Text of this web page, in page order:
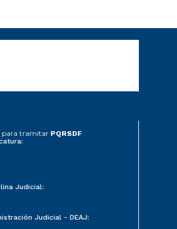
para tramitar PQRSDF
Judicial:
Judicial - DEAJ: